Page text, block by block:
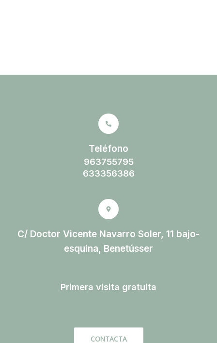
Teléfono
963755795
633356386
C/ Doctor Vicente Navarro Soler, 11 bajo-
esquina, Benetússer
Primera visita gratuita
CONTACTA